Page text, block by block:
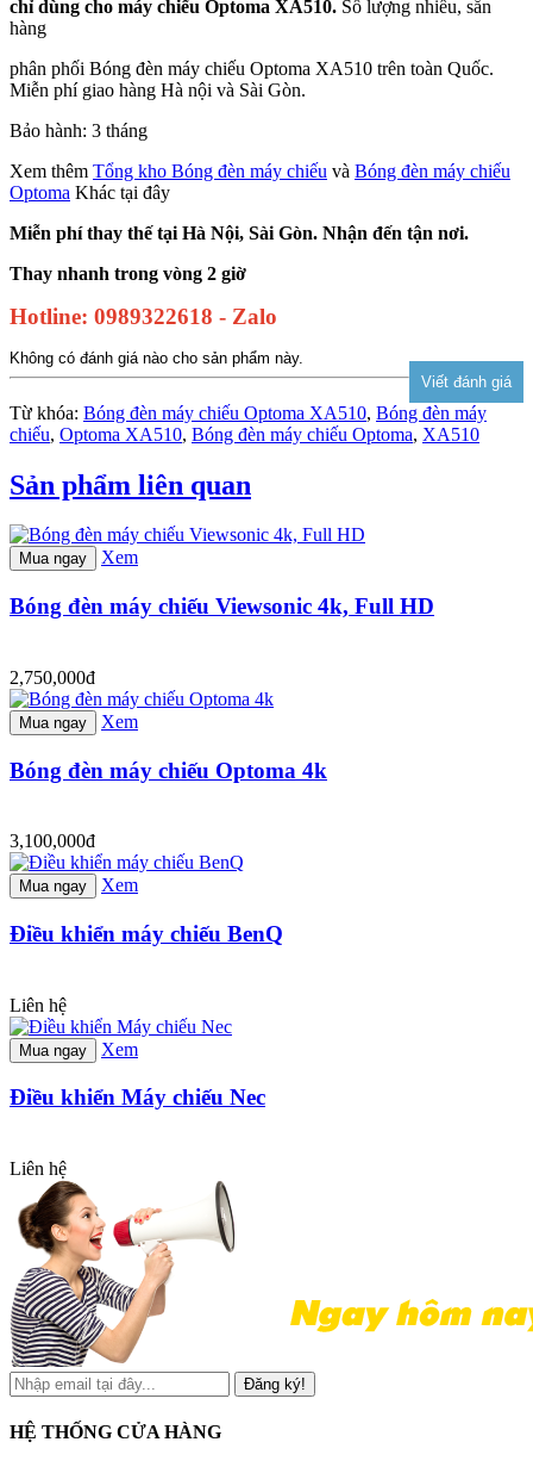
chỉ dùng cho máy chiếu Optoma XA510. Số lượng nhiều, sẵn
hàng
phân phối Bóng đèn máy chiếu Optoma XA510 trên toàn Quốc.
Miễn phí giao hàng Hà nội và Sài Gòn.
Bảo hành: 3 tháng
Xem thêm Tổng kho Bóng đèn máy chiếu và Bóng đèn máy chiếu
Optoma Khác tại đây
Miễn phí thay thế tại Hà Nội, Sài Gòn. Nhận đến tận nơi.
Thay nhanh trong vòng 2 giờ
Hotline: 0989322618 - Zalo
Không có đánh giá nào cho sản phẩm này.
Từ khóa: Bóng đèn máy chiếu Optoma XA510, Bóng đèn máy
chiếu, Optoma XA510, Bóng đèn máy chiếu Optoma, XA510
Sản phẩm liên quan
Mua ngay Xem
Bóng đèn máy chiếu Viewsonic 4k, Full HD
2,750,000đ
Mua ngay Xem
Bóng đèn máy chiếu Optoma 4k
3,100,000đ
Mua ngay Xem
Điều khiển máy chiếu BenQ
Liên hệ
Mua ngay Xem
Điều khiển Máy chiếu Nec
Liên hệ
Đăng ký!
HỆ THỐNG CỬA HÀNG